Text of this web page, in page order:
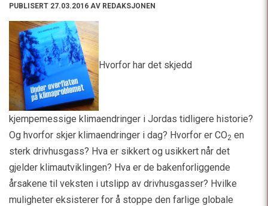
PUBLISERT 27.03.2016 AV REDAKSJONEN
Hvorfor har det skjedd
kjempemessige klimaendringer i Jordas tidligere historie?
Og hvorfor skjer klimaendringer i dag? Hvorfor er CO2 en
sterk drivhusgass? Hva er sikkert og usikkert når det
gjelder klimautviklingen? Hva er de bakenforliggende
årsakene til veksten i utslipp av drivhusgasser? Hvilke
muligheter eksisterer for å stoppe den farlige globale